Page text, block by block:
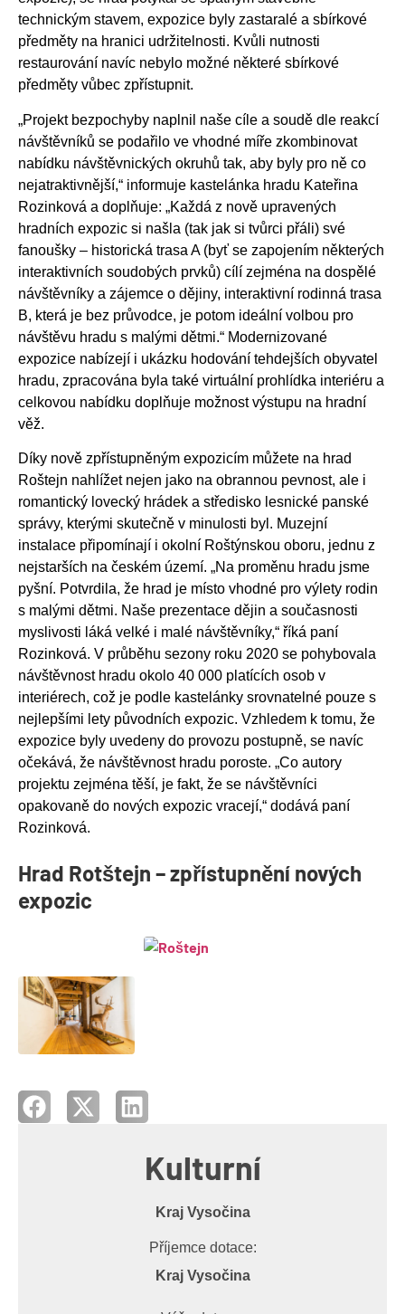
technickým stavem, expozice byly zastaralé a sbírkové
předměty na hranici udržitelnosti. Kvůli nutnosti
restaurování navíc nebylo možné některé sbírkové
předměty vůbec zpřístupnit.
„Projekt bezpochyby naplnil naše cíle a soudě dle reakcí
návštěvníků se podařilo ve vhodné míře zkombinovat
nabídku návštěvnických okruhů tak, aby byly pro ně co
nejatraktivnější,“ informuje kastelánka hradu Kateřina
Rozinková a doplňuje: „Každá z nově upravených
hradních expozic si našla (tak jak si tvůrci přáli) své
fanoušky –⁠ historická trasa A (byť se zapojením některých
interaktivních soudobých prvků) cílí zejména na dospělé
návštěvníky a zájemce o dějiny, interaktivní rodinná trasa
B, která je bez průvodce, je potom ideální volbou pro
návštěvu hradu s malými dětmi.“ Modernizované
expozice nabízejí i ukázku hodování tehdejších obyvatel
hradu, zpracována byla také virtuální prohlídka interiéru a
celkovou nabídku doplňuje možnost výstupu na hradní
věž.
Díky nově zpřístupněným expozicím můžete na hrad
Roštejn nahlížet nejen jako na obrannou pevnost, ale i
romantický lovecký hrádek a středisko lesnické panské
správy, kterými skutečně v minulosti byl. Muzejní
instalace připomínají i okolní Roštýnskou oboru, jednu z
nejstarších na českém území. „Na proměnu hradu jsme
pyšní. Potvrdila, že hrad je místo vhodné pro výlety rodin
s malými dětmi. Naše prezentace dějin a současnosti
myslivosti láká velké i malé návštěvníky,“ říká paní
Rozinková. V průběhu sezony roku 2020 se pohybovala
návštěvnost hradu okolo 40 000 platících osob v
interiérech, což je podle kastelánky srovnatelné pouze s
nejlepšími lety původních expozic. Vzhledem k tomu, že
expozice byly uvedeny do provozu postupně, se navíc
očekává, že návštěvnost hradu poroste. „Co autory
projektu zejména těší, je fakt, že se návštěvníci
opakovaně do nových expozic vracejí,“ dodává paní
Rozinková.
Hrad Rotštejn – zpřístupnění nových
expozic
Kulturní
Kraj Vysočina
Příjemce dotace:
Kraj Vysočina